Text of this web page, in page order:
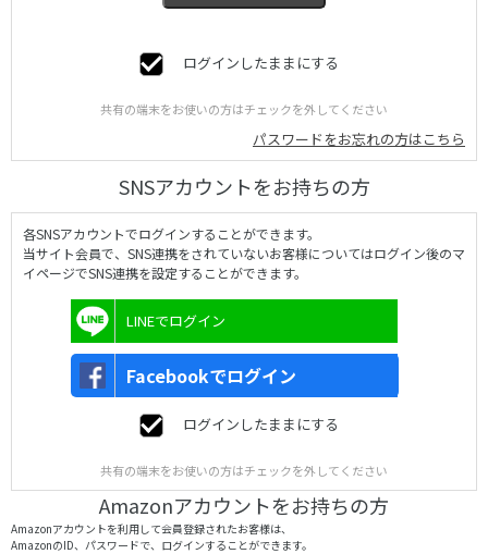
ログインしたままにする
共有の端末をお使いの方はチェックを外してください
パスワードをお忘れの方はこちら
SNSアカウントをお持ちの方
各SNSアカウントでログインすることができます。
当サイト会員で、SNS連携をされていないお客様についてはログイン後のマ
イページでSNS連携を設定することができます。
LINEでログイン
Facebookでログイン
ログインしたままにする
共有の端末をお使いの方はチェックを外してください
Amazonアカウントをお持ちの方
Amazonアカウントを利用して会員登録されたお客様は、
AmazonのID、パスワードで、ログインすることができます。